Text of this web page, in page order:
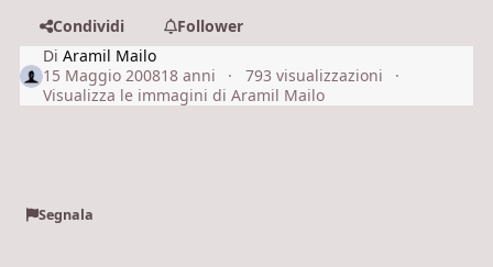
Condividi
Follower
DiAramil Mailo
15 Maggio 200818 anni
793 visualizzazioni
Visualizza le immagini di Aramil Mailo
Segnala